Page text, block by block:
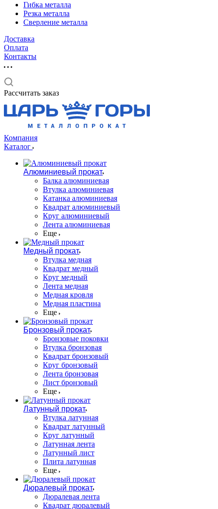
Гибка металла
Резка металла
Сверление металла
Доставка
Оплата
Контакты
Рассчитать заказ
Компания
Каталог
Алюминиевый прокат
Балка алюминиевая
Втулка алюминиевая
Катанка алюминиевая
Квадрат алюминиевый
Круг алюминиевый
Лента алюминиевая
Еще
Медный прокат
Втулка медная
Квадрат медный
Круг медный
Лента медная
Медная кровля
Медная пластина
Еще
Бронзовый прокат
Бронзовые поковки
Втулка бронзовая
Квадрат бронзовый
Круг бронзовый
Лента бронзовая
Лист бронзовый
Еще
Латунный прокат
Втулка латунная
Квадрат латунный
Круг латунный
Латунная лента
Латунный лист
Плита латунная
Еще
Дюралевый прокат
Дюралевая лента
Квадрат дюралевый